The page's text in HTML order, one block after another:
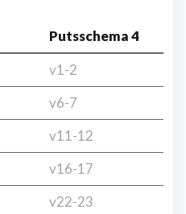
Putsschema 4
v1-2
v6-7
v11-12
v16-17
v22-23